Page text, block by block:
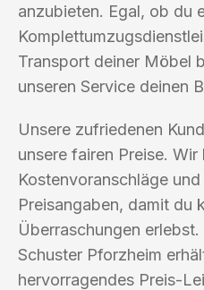
anzubieten. Egal, ob du
Transport deiner Möbel
unseren Service deinen
Unsere zufriedenen
unsere fairen Preise.
Kostenvoranschläge
Preisangaben, damit du
Überraschungen
Schuster Pforzheim
hervorragendes Preis-